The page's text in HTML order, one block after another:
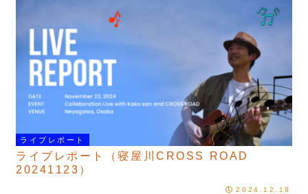
ライブレポート
ライブレポート（寝屋川CROSS ROAD
20241123）
2024.12.19